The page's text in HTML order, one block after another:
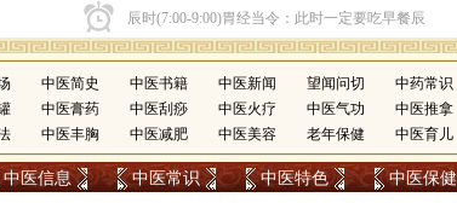
中医简史 中医书籍 中医新闻 望闻问切 中药常识
中医膏药 中医刮痧 中医火疗 中医气功 中医推拿
中医丰胸 中医减肥 中医美容 老年保健 中医育儿
中医信息 中医常识 中医特色 中医保健